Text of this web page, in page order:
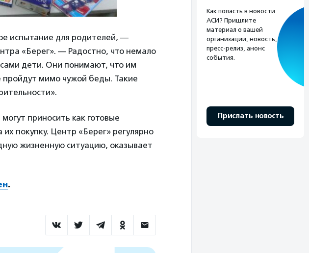
испытание для родителей, —
«Берег». — Радостно, что немало
дети. Они понимают, что им
пройдут мимо чужой беды. Такие
приносить как готовые
покупку. Центр «Берег» регулярно
жизненную ситуацию, оказывает
.
Как попасть в новости
АСИ? Пришлите
материал о вашей
организации, новость,
пресс-релиз, анонс
события.
Прислать новость